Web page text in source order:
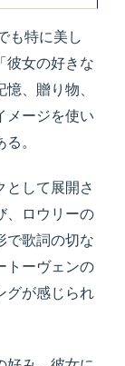
も特に美し
彼女の好きな
、贈り物、
メージを使い
。
として展開さ
、ロウリーの
で歌詞の切な
トーヴェンの
グが感じられ